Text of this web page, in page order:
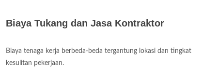
Biaya Tukang dan Jasa Kontraktor
Biaya tenaga kerja berbeda-beda tergantung lokasi dan tingkat
kesulitan pekerjaan.